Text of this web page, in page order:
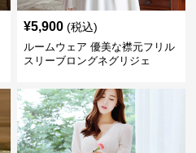
¥5,900 (税込)
ルームウェア 優美な襟元フリル
スリーブロングネグリジェ